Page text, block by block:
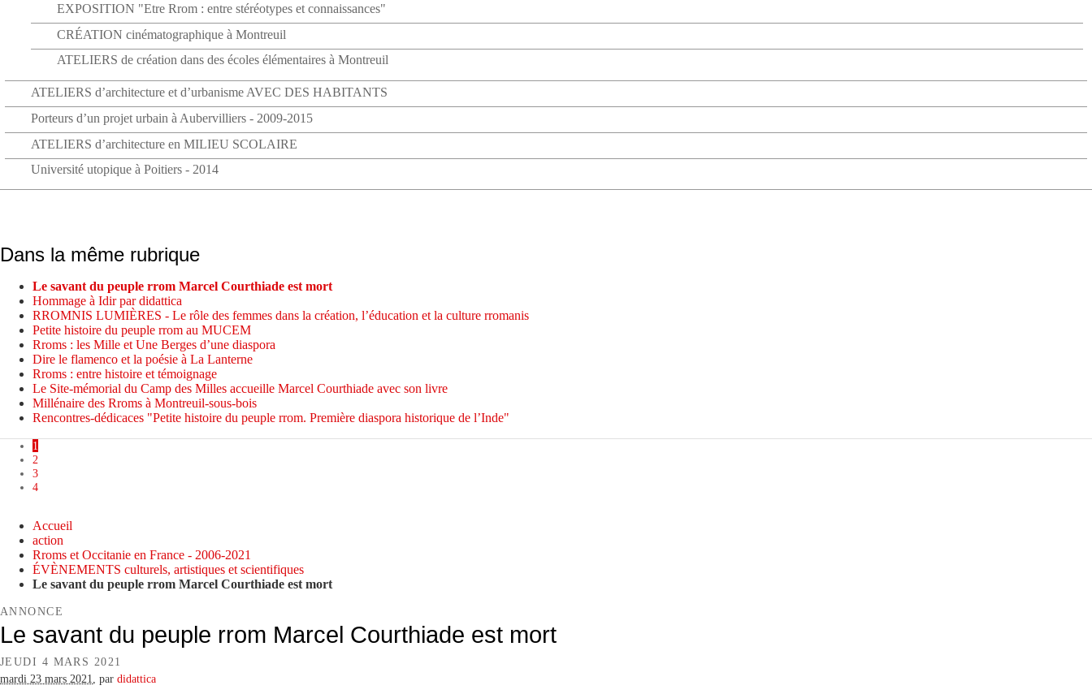
EXPOSITION "Etre Rrom : entre stéréotypes et connaissances"
CRÉATION cinématographique à Montreuil
ATELIERS de création dans des écoles élémentaires à Montreuil
ATELIERS d’architecture et d’urbanisme AVEC DES HABITANTS
Porteurs d’un projet urbain à Aubervilliers - 2009-2015
ATELIERS d’architecture en MILIEU SCOLAIRE
Université utopique à Poitiers - 2014
Dans la même rubrique
Le savant du peuple rrom Marcel Courthiade est mort
Hommage à Idir par didattica
RROMNIS LUMIÈRES - Le rôle des femmes dans la création, l’éducation et la culture rromanis
Petite histoire du peuple rrom au MUCEM
Rroms : les Mille et Une Berges d’une diaspora
Dire le flamenco et la poésie à La Lanterne
Rroms : entre histoire et témoignage
Le Site-mémorial du Camp des Milles accueille Marcel Courthiade avec son livre
Millénaire des Rroms à Montreuil-sous-bois
Rencontres-dédicaces "Petite histoire du peuple rrom. Première diaspora historique de l’Inde"
1
2
3
4
Accueil
action
Rroms et Occitanie en France - 2006-2021
ÉVÈNEMENTS culturels, artistiques et scientifiques
Le savant du peuple rrom Marcel Courthiade est mort
ANNONCE
Le savant du peuple rrom Marcel Courthiade est mort
JEUDI 4 MARS 2021
mardi 23 mars 2021
par didattica